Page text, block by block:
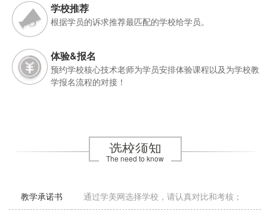
学校推荐
根据学员的诉求推荐最匹配的学校给学员。
体验&报名
预约学校核心技术老师为学员安排体验课程以及为学校教
学报名流程的对接！
选校须知
The need to know
教学承诺书 通过学美网选择学校，请认真对比和考核；